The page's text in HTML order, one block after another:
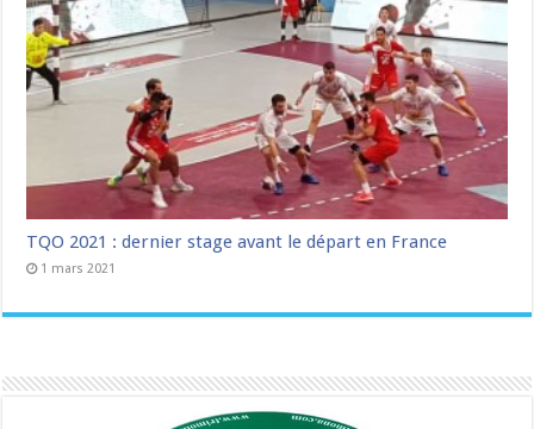
TQO 2021 : dernier stage avant le départ en France
1 mars 2021